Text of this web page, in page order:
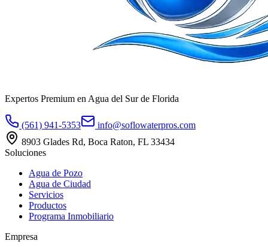
Expertos Premium en Agua del Sur de Florida
(561) 941-5353
info@soflowaterpros.com
8903 Glades Rd, Boca Raton, FL 33434
Soluciones
Agua de Pozo
Agua de Ciudad
Servicios
Productos
Programa Inmobiliario
Empresa